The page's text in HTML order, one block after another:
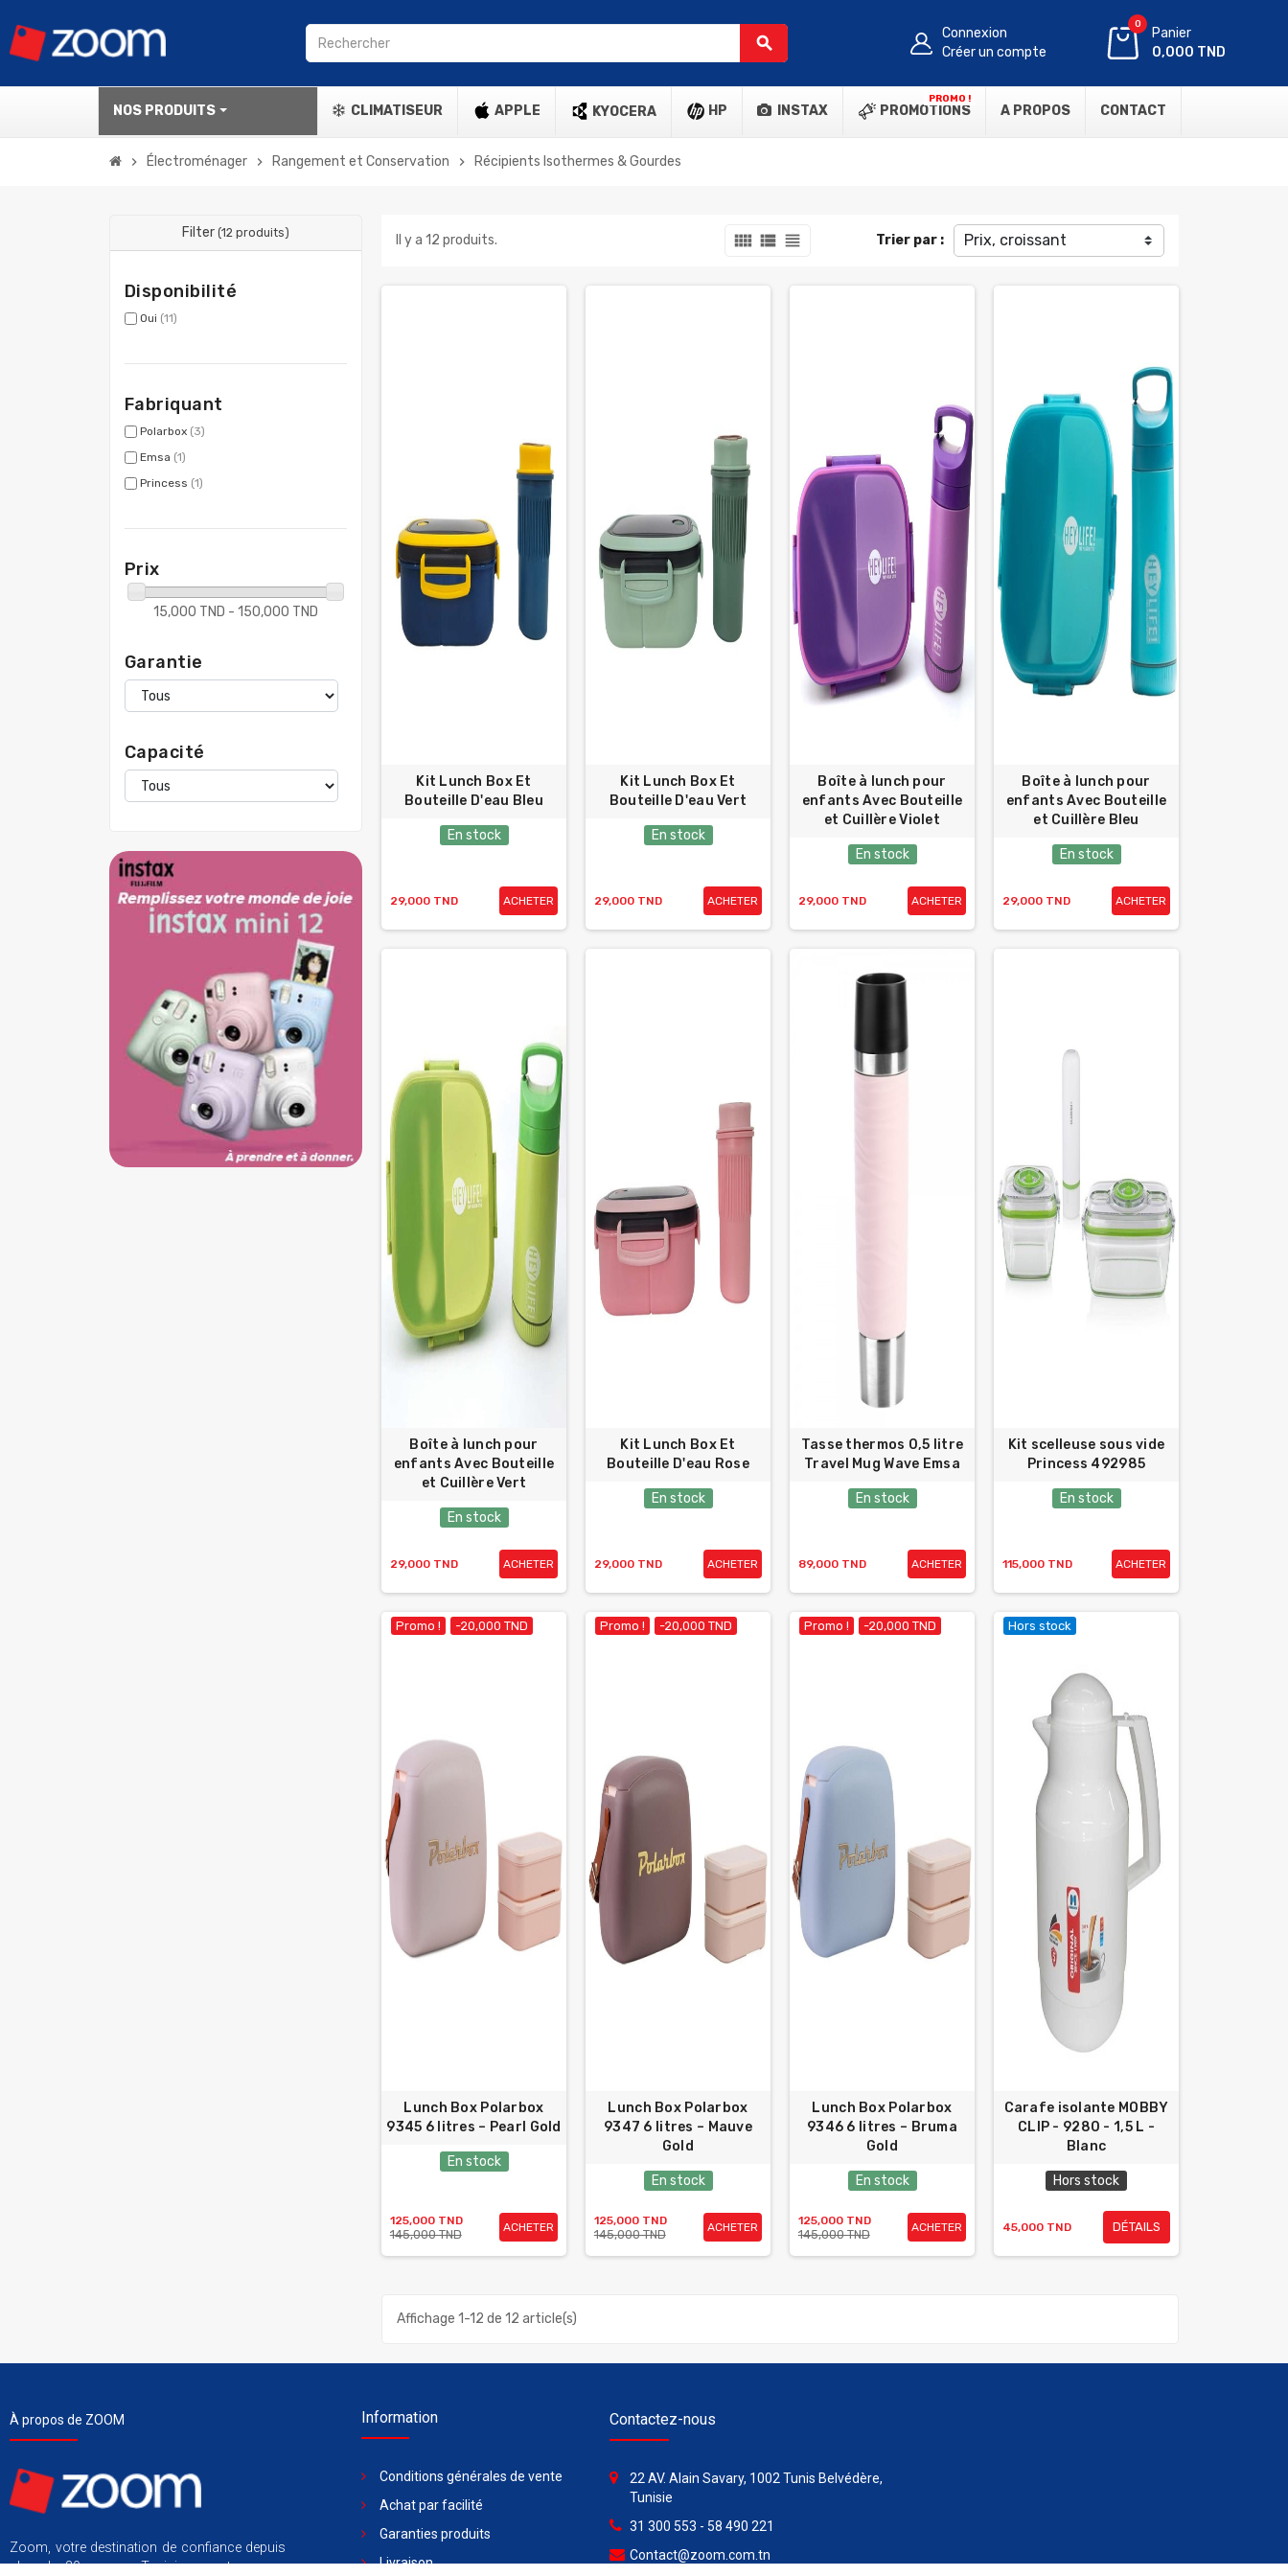
search
Connexion
Créer un compte
0
Panier
0,000 TND
NOS PRODUITS CLIMATISEUR APPLE KYOCERA HP INSTAX PROMOTIONS
PROMO !
A PROPOS CONTACT
chevron_right Électroménager chevron_right Rangement et Conservation chevron_right Récipients Isothermes & Gourdes
Filter (12 produits)
Disponibilité
Oui (11)
Fabriquant
Polarbox (3)
Emsa (1)
Princess (1)
Prix
15,000 TND - 150,000 TND
Garantie
Capacité
view_comfy view_list view_headline Trier par : Prix, croissant
Il y a 12 produits.
Kit Lunch Box Et
Bouteille D'eau Bleu
En stock
29,000 TND ACHETER
Kit Lunch Box Et
Bouteille D'eau Vert
En stock
29,000 TND ACHETER
Boîte à lunch pour
enfants Avec Bouteille
et Cuillère Violet
En stock
29,000 TND ACHETER
Boîte à lunch pour
enfants Avec Bouteille
et Cuillère Bleu
En stock
29,000 TND ACHETER
Boîte à lunch pour
enfants Avec Bouteille
et Cuillère Vert
En stock
29,000 TND ACHETER
Kit Lunch Box Et
Bouteille D'eau Rose
En stock
29,000 TND ACHETER
Tasse thermos 0,5 litre
Travel Mug Wave Emsa
En stock
89,000 TND ACHETER
Kit scelleuse sous vide
Princess 492985
En stock
115,000 TND ACHETER
Promo ! -20,000 TND
Lunch Box Polarbox
9345 6 litres – Pearl Gold
En stock
125,000 TND
145,000 TND ACHETER
Promo ! -20,000 TND
Lunch Box Polarbox
9347 6 litres – Mauve
Gold
En stock
125,000 TND
145,000 TND ACHETER
Promo ! -20,000 TND
Lunch Box Polarbox
9346 6 litres – Bruma
Gold
En stock
125,000 TND
145,000 TND ACHETER
Hors stock
Carafe isolante MOBBY
CLIP - 9280 - 1,5 L -
Blanc
Hors stock
45,000 TND DÉTAILS
Affichage 1-12 de 12 article(s)
À propos de ZOOM
Zoom, votre destination de confiance depuis
plus de 20 ans en Tunisie pour tous vos
Information
Conditions générales de vente
Achat par facilité
Garanties produits
Livraison
Contactez-nous
22 AV. Alain Savary, 1002 Tunis Belvédère,
Tunisie
31 300 553 - 58 490 221
Contact@zoom.com.tn